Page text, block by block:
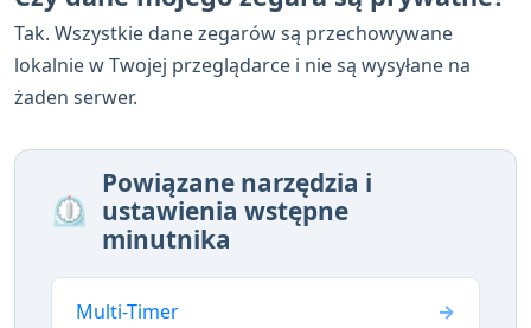
Tak. Wszystkie dane zegarów są przechowywane
lokalnie w Twojej przeglądarce i nie są wysyłane na
żaden serwer.
⏲️
Powiązane narzędzia i
ustawienia wstępne
minutnika
Multi-Timer